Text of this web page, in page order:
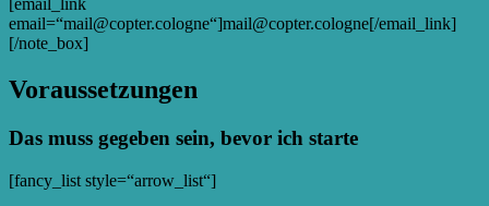
[email_link
email=“mail@copter.cologne“]mail@copter.cologne[/email_link]
[/note_box]
Voraussetzungen
Das muss gegeben sein, bevor ich starte
[fancy_list style=“arrow_list“]